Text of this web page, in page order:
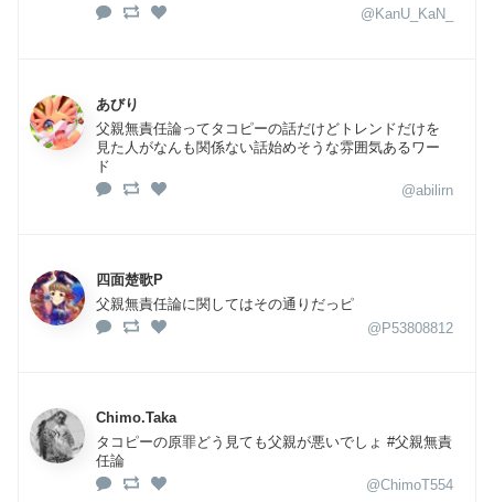
@KanU_KaN_
あびり
父親無責任論ってタコピーの話だけどトレンドだけを
見た人がなんも関係ない話始めそうな雰囲気あるワー
ド
@abilirn
四面楚歌P
父親無責任論に関してはその通りだっピ
@P53808812
Chimo.Taka
タコピーの原罪どう見ても父親が悪いでしょ #父親無責
任論
@ChimoT554